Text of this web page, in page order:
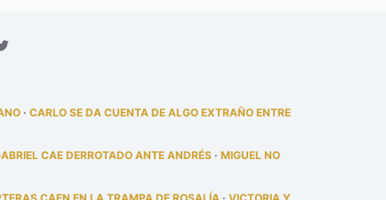
·CARLO SE DA CUENTA DE ALGO EXTRAÑO ENTRE
CAE DERROTADO ANTE ANDRÉS ·MIGUEL NO